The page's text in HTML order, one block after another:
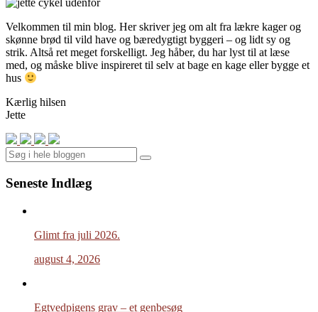
Velkommen til min blog. Her skriver jeg om alt fra lækre kager og
skønne brød til vild have og bæredygtigt byggeri – og lidt sy og
strik. Altså ret meget forskelligt. Jeg håber, du har lyst til at læse
med, og måske blive inspireret til selv at bage en kage eller bygge et
hus
Kærlig hilsen
Jette
Search
Seneste Indlæg
Glimt fra juli 2026.
august 4, 2026
Egtvedpigens grav – et genbesøg